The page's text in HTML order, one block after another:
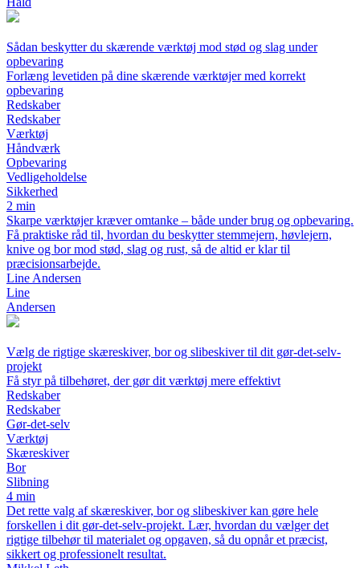
Sådan beskytter du skærende værktøj mod stød og slag under
opbevaring
Forlæng levetiden på dine skærende værktøjer med korrekt
opbevaring
Redskaber
Redskaber
Værktøj
Håndværk
Opbevaring
Vedligeholdelse
Sikkerhed
2 min
Skarpe værktøjer kræver omtanke – både under brug og opbevaring.
Få praktiske råd til, hvordan du beskytter stemmejern, høvlejern,
knive og bor mod stød, slag og rust, så de altid er klar til
præcisionsarbejde.
Line Andersen
Line
Andersen
Vælg de rigtige skæreskiver, bor og slibeskiver til dit gør-det-selv-
projekt
Få styr på tilbehøret, der gør dit værktøj mere effektivt
Redskaber
Redskaber
Gør-det-selv
Værktøj
Skæreskiver
Bor
Slibning
4 min
Det rette valg af skæreskiver, bor og slibeskiver kan gøre hele
forskellen i dit gør-det-selv-projekt. Lær, hvordan du vælger det
rigtige tilbehør til materialet og opgaven, så du opnår et præcist,
sikkert og professionelt resultat.